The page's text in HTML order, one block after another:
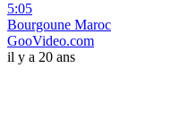
5:05
Bourgoune Maroc
GooVideo.com
il y a 20 ans